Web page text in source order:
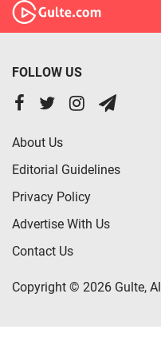
FOLLOW US
About Us
Editorial Guidelines
Privacy Policy
Advertise With Us
Contact Us
Copyright © 2026 Gulte,